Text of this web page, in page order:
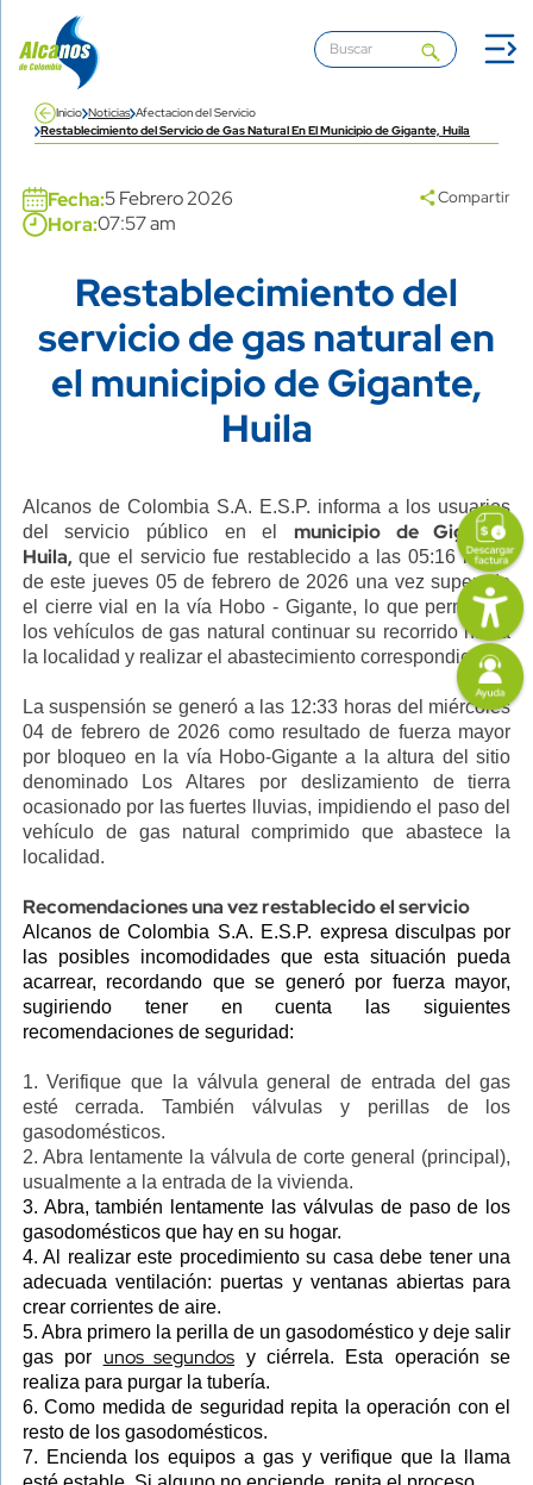
Pasar al contenido principal
Inicio Noticias Afectacion del Servicio
Restablecimiento del Servicio de Gas Natural En El Municipio de Gigante, Huila
Fecha:5 Febrero 2026
Hora:07:57 am
Compartir
Restablecimiento del
servicio de gas natural en
el municipio de Gigante,
Huila
Content
Descripción
Alcanos de Colombia S.A. E.S.P. informa a los usuarios
del servicio público en el municipio de Gigante,
Huila, que el servicio fue restablecido a las 05:16 horas
de este jueves 05 de febrero de 2026 una vez superado
el cierre vial en la vía Hobo - Gigante, lo que permitió a
los vehículos de gas natural continuar su recorrido hasta
la localidad y realizar el abastecimiento correspondiente.
La suspensión se generó a las 12:33 horas del miércoles
04 de febrero de 2026 como resultado de fuerza mayor
por bloqueo en la vía Hobo-Gigante a la altura del sitio
denominado Los Altares por deslizamiento de tierra
ocasionado por las fuertes lluvias, impidiendo el paso del
vehículo de gas natural comprimido que abastece la
localidad.
Recomendaciones una vez restablecido el servicio
Alcanos de Colombia S.A. E.S.P. expresa disculpas por
las posibles incomodidades que esta situación pueda
acarrear, recordando que se generó por fuerza mayor,
sugiriendo tener en cuenta las siguientes
recomendaciones de seguridad:
1. Verifique que la válvula general de entrada del gas
esté cerrada. También válvulas y perillas de los
gasodomésticos.
2. Abra lentamente la válvula de corte general (principal),
usualmente a la entrada de la vivienda.
3. Abra, también lentamente las válvulas de paso de los
gasodomésticos que hay en su hogar.
4. Al realizar este procedimiento su casa debe tener una
adecuada ventilación: puertas y ventanas abiertas para
crear corrientes de aire.
5. Abra primero la perilla de un gasodoméstico y deje salir
gas por unos segundos y ciérrela. Esta operación se
realiza para purgar la tubería.
6. Como medida de seguridad repita la operación con el
resto de los gasodomésticos.
7. Encienda los equipos a gas y verifique que la llama
icon
Imagen
link
Imagen
Imagen